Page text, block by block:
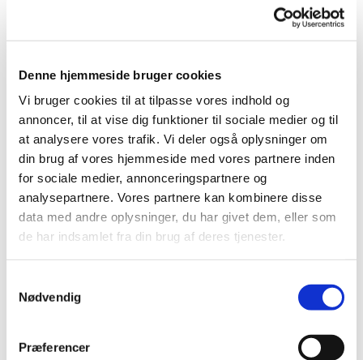
Denne hjemmeside bruger cookies
Vi bruger cookies til at tilpasse vores indhold og
annoncer, til at vise dig funktioner til sociale medier og til
at analysere vores trafik. Vi deler også oplysninger om
din brug af vores hjemmeside med vores partnere inden
for sociale medier, annonceringspartnere og
analysepartnere. Vores partnere kan kombinere disse
data med andre oplysninger, du har givet dem, eller som
de har indsamlet fra din brug af deres tjenester.
Nødvendig
Præferencer
først i foråret 2019 - desværre, for nu kan vi snart
ikke vente længere med at få lov til at bruge vores
Tanker om Trekroner Kirke Trekroner Kirke skal
være et sted hvor mennesker kan samles til højtid
og et sted, der giver mulighed for ro, eftertanke og
fordybelse. Det er kvaliteter i vores liv, som i
almindelighed har trange kår, men som i
særdeleshed skal tænkes med i en by, hvor det
meste er under opbygning – familieliv, naboskaber,
skoleforløb, karriereforløb osv. Kirken er med til at
skabe det store fællesskab. De små fællesskaber
har vi. De er centreret omkring vores børn, vores
bydel mulighed for at danne det store fællesskab,
der går på tværs af egen livssituation, interesser